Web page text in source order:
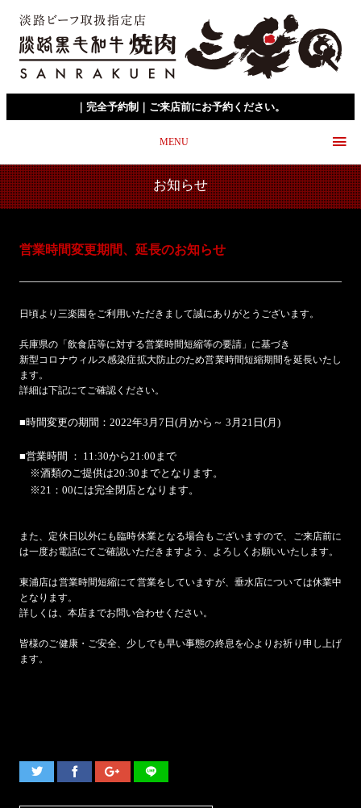
｜完全予約制｜ご来店前にお予約ください。
MENU
お知らせ
営業時間変更期間、延長のお知らせ
日頃より三楽園をご利用いただきまして誠にありがとうございます。
兵庫県の「飲食店等に対する営業時間短縮等の要請」に基づき
新型コロナウィルス感染症拡大防止のため営業時間短縮期間を延長いたし
ます。
詳細は下記にてご確認ください。
■時間変更の期間：2022年3月7日(月)から～ 3月21日(月)
■営業時間 ： 11:30から21:00まで
※酒類のご提供は20:30までとなります。
※21：00には完全閉店となります。
また、定休日以外にも臨時休業となる場合もございますので、ご来店前に
は一度お電話にてご確認いただきますよう、よろしくお願いいたします。
東浦店は営業時間短縮にて営業をしていますが、垂水店については休業中
となります。
詳しくは、本店までお問い合わせください。
皆様のご健康・ご安全、少しでも早い事態の終息を心よりお祈り申し上げ
ます。